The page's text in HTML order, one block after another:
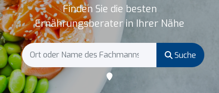
Finden Sie die besten
Ernährungsberater in Ihrer Nähe
Suche